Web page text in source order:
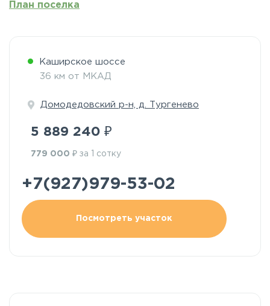
План поселка
Каширское шоссе
36 км от МКАД
Домодедовский р-н, д. Тургенево
5 889 240 ₽
779 000 ₽ за 1 сотку
+7(927)979-53-02
Посмотреть участок